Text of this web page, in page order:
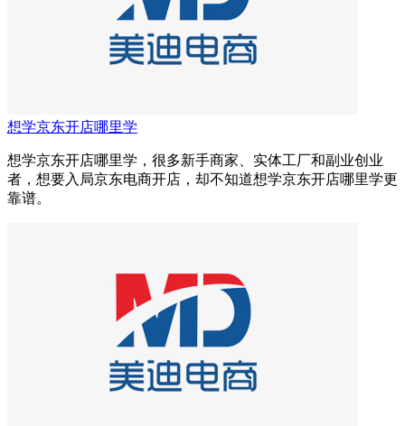
想学京东开店哪里学
想学京东开店哪里学，很多新手商家、实体工厂和副业创业
者，想要入局京东电商开店，却不知道想学京东开店哪里学更
靠谱。